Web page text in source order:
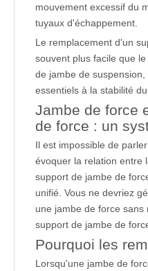
mouvement excessif du
tuyaux d'échappement.
Le remplacement d'un
souvent plus facile que
de jambe de
essentiels à la stabilité
Jambe de force
de force : un
Il est impossible de
évoquer la relation entre
support de jambe de
unifié. Vous ne devriez
une jambe de force
support de jambe de
Pourquoi les
Lorsqu'une jambe de